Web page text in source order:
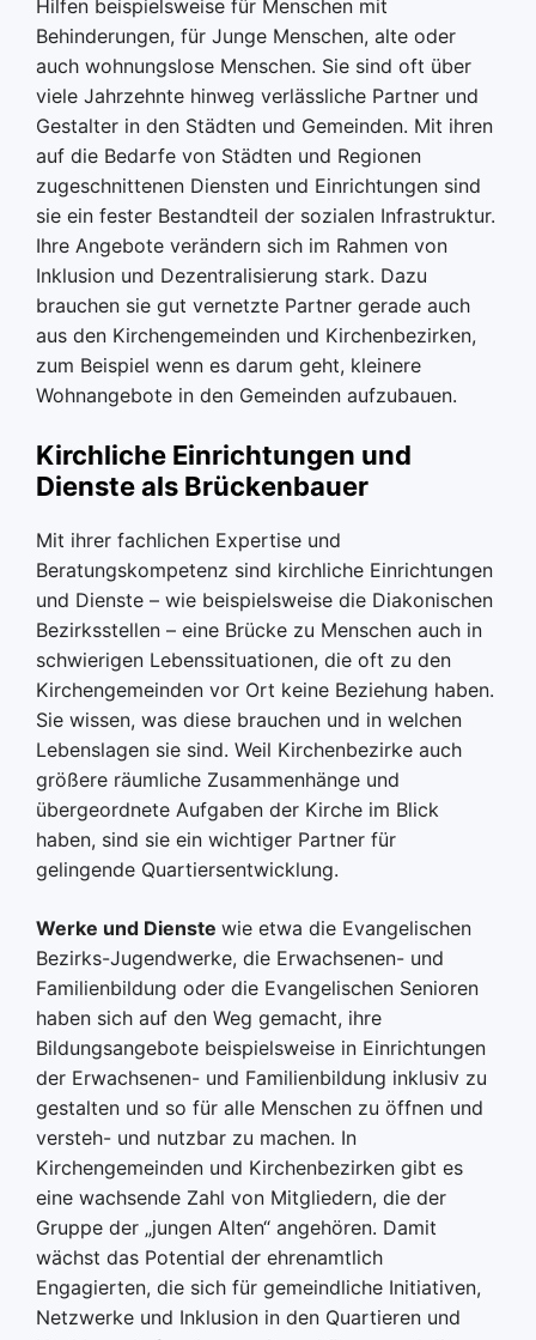
Hilfen beispielsweise für Menschen mit
Behinderungen, für Junge Menschen, alte oder
auch wohnungslose Menschen. Sie sind oft über
viele Jahrzehnte hinweg verlässliche Partner und
Gestalter in den Städten und Gemeinden. Mit ihren
auf die Bedarfe von Städten und Regionen
zugeschnittenen Diensten und Einrichtungen sind
sie ein fester Bestandteil der sozialen Infrastruktur.
Ihre Angebote verändern sich im Rahmen von
Inklusion und Dezentralisierung stark. Dazu
brauchen sie gut vernetzte Partner gerade auch
aus den Kirchengemeinden und Kirchenbezirken,
zum Beispiel wenn es darum geht, kleinere
Wohnangebote in den Gemeinden aufzubauen.
Kirchliche Einrichtungen und
Dienste als Brückenbauer
Mit ihrer fachlichen Expertise und
Beratungskompetenz sind kirchliche Einrichtungen
und Dienste – wie beispielsweise die Diakonischen
Bezirksstellen – eine Brücke zu Menschen auch in
schwierigen Lebenssituationen, die oft zu den
Kirchengemeinden vor Ort keine Beziehung haben.
Sie wissen, was diese brauchen und in welchen
Lebenslagen sie sind. Weil Kirchenbezirke auch
größere räumliche Zusammenhänge und
übergeordnete Aufgaben der Kirche im Blick
haben, sind sie ein wichtiger Partner für
gelingende Quartiersentwicklung.
Werke und Dienste wie etwa die Evangelischen
Bezirks-Jugendwerke, die Erwachsenen- und
Familienbildung oder die Evangelischen Senioren
haben sich auf den Weg gemacht, ihre
Bildungsangebote beispielsweise in Einrichtungen
der Erwachsenen- und Familienbildung inklusiv zu
gestalten und so für alle Menschen zu öffnen und
versteh- und nutzbar zu machen. In
Kirchengemeinden und Kirchenbezirken gibt es
eine wachsende Zahl von Mitgliedern, die der
Gruppe der „jungen Alten“ angehören. Damit
wächst das Potential der ehrenamtlich
Engagierten, die sich für gemeindliche Initiativen,
Netzwerke und Inklusion in den Quartieren und